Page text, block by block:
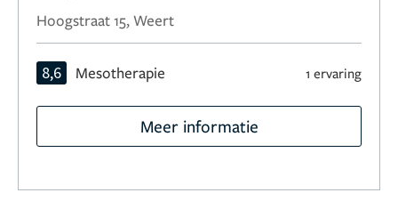
Hoogstraat 15, Weert
8,6 Mesotherapie 1 ervaring
Meer informatie